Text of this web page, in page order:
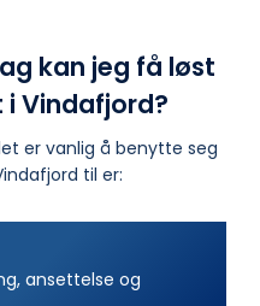
kan jeg få løst
Vindafjord?
er vanlig å benytte seg
til er:
ansettelse og